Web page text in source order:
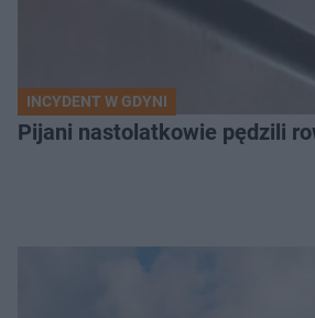
INCYDENT W GDYNI
Pijani nastolatkowie pędzili